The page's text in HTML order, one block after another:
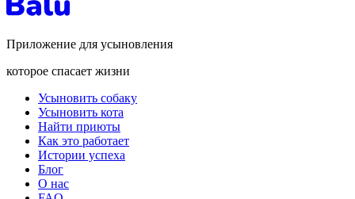
Приложение для усыновления
которое спасает жизни
Усыновить собаку
Усыновить кота
Найти приюты
Как это работает
Истории успеха
Блог
О нас